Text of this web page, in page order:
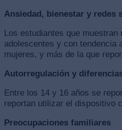
Ansiedad, bienestar y redes
Los estudiantes que
adolescentes y con tendencia
mujeres, y más de la que
Autorregulación y
Entre los 14 y 16 años se
reportan utilizar el dispositivo
Preocupaciones familiares